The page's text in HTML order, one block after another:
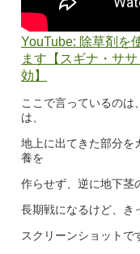
YouTube: 除草剤を
ます【スギナ・サ
効】
ここで言っているのは
は、
地上に出てきた部分を
養を
作らせず、逆に地下茎
長期戦になるけど、き
スクリーンショットで